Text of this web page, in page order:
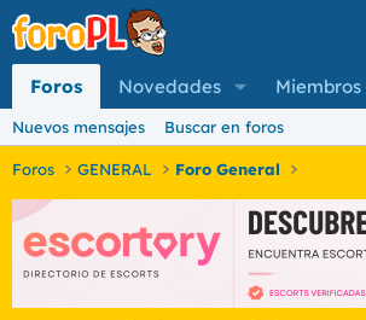
Foros Novedades Miembros
Nuevos mensajes Buscar en foros
Foros GENERAL Foro General